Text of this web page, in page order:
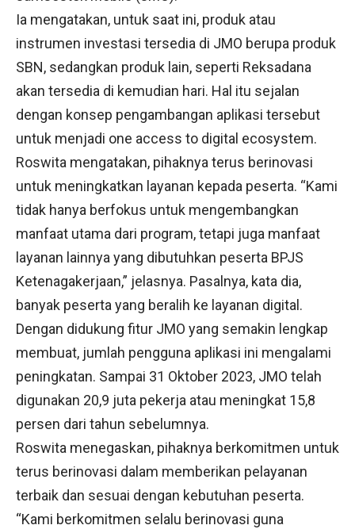
Ia mengatakan, untuk saat ini, produk atau
instrumen investasi tersedia di JMO berupa produk
SBN, sedangkan produk lain, seperti Reksadana
akan tersedia di kemudian hari. Hal itu sejalan
dengan konsep pengambangan aplikasi tersebut
untuk menjadi one access to digital ecosystem.
Roswita mengatakan, pihaknya terus berinovasi
untuk meningkatkan layanan kepada peserta. “Kami
tidak hanya berfokus untuk mengembangkan
manfaat utama dari program, tetapi juga manfaat
layanan lainnya yang dibutuhkan peserta BPJS
Ketenagakerjaan,” jelasnya. Pasalnya, kata dia,
banyak peserta yang beralih ke layanan digital.
Dengan didukung fitur JMO yang semakin lengkap
membuat, jumlah pengguna aplikasi ini mengalami
peningkatan. Sampai 31 Oktober 2023, JMO telah
digunakan 20,9 juta pekerja atau meningkat 15,8
persen dari tahun sebelumnya.
Roswita menegaskan, pihaknya berkomitmen untuk
terus berinovasi dalam memberikan pelayanan
terbaik dan sesuai dengan kebutuhan peserta.
“Kami berkomitmen selalu berinovasi guna